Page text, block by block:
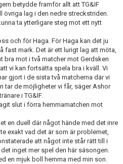
betydde framför allt att TG&IF
övriga lag i den nedre streckstriden.
ta ytterligare steg mot ett nytt
och för Haga. För Haga kan det ju
fast mark. Det är ett lurigt lag att möta,
bra mot i två matcher mot Gerdsken
vi kan fortsätta spela bra i kväll. Vi
gjort i de sista två matcherna där vi
tar de möjligheter vi får, säger Ashor
i TG&IF.
slut i förra hemmamatchen mot
en duell där något hände med det inre
exakt vad det är som är problemet,
att något inte står rätt till i
inget mer spel den här säsongen.
en mjuk boll hemma med min son.